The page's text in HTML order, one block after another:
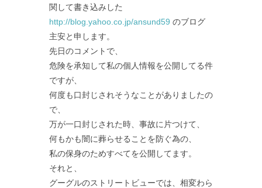
関して書き込みした
http://blog.yahoo.co.jp/ansund59 のブログ
主安と申します。
先日のコメントで、
危険を承知して私の個人情報を公開してる件
ですが、
何度も口封じされそうなことがありましたの
で、
万が一口封じされた時、事故に片つけて、
何もかも闇に葬らせることを防ぐ為の、
私の保身のためすべてを公開してます。
それと、
グーグルのストリートビューでは、相変わら